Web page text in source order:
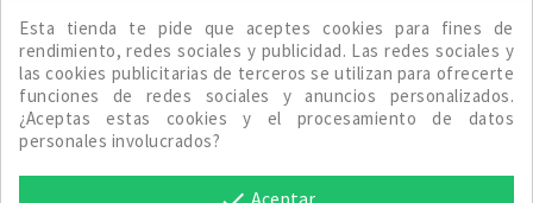

Esta tienda te pide que aceptes cookies para fines de
rendimiento, redes sociales y publicidad. Las redes sociales y
las cookies publicitarias de terceros se utilizan para ofrecerte
funciones de redes sociales y anuncios personalizados.
¿Aceptas estas cookies y el procesamiento de datos
personales involucrados?
Aceptar